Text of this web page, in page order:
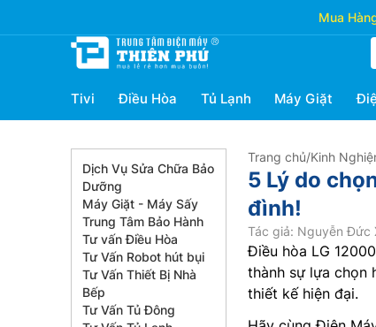
Mua
Tivi Điều Hòa Tủ Lạnh Máy Giặt
Dịch Vụ Sửa Chữa Bảo
Dưỡng
Máy Giặt - Máy Sấy
Trung Tâm Bảo Hành
Tư vấn Điều Hòa
Tư Vấn Robot hút bụi
Tư Vấn Thiết Bị Nhà
Bếp
Tư Vấn Tủ Đông
Trang chủ/Kinh
5 Lý do
đình!
Tác giả: Nguyễn Đức
Điều hòa LG
thành sự lựa chọn
thiết kế hiện đại.